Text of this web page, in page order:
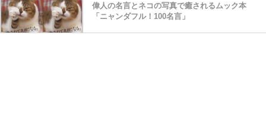
偉人の名言とネコの写真で癒されるムック本
「ニャンダフル！100名言」